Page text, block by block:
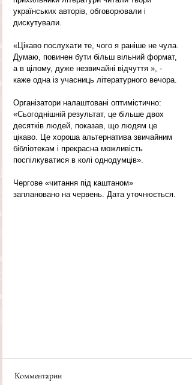
українських авторів, обговорювали і
дискутували.
«Цікаво послухати те, чого я раніше не чула.
Думаю, повинен бути більш вільний формат,
а в цілому, дуже незвичайні відчуття », -
каже одна із учасниць літературного вечора.
Організатори налаштовані оптимістично:
«Сьогоднішній результат, це більше двох
десятків людей, показав, що людям це
цікаво. Це хороша альтернатива звичайним
бібліотекам і прекрасна можливість
поспілкуватися в колі однодумців».
Чергове «читання під каштаном»
заплановано на червень. Дата уточнюється.
Комментарии